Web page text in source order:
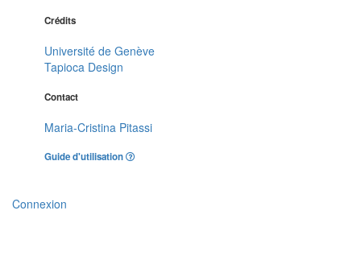
Crédits
Université de Genève
Tapioca Design
Contact
Maria-Cristina Pitassi
Guide d'utilisation
Connexion